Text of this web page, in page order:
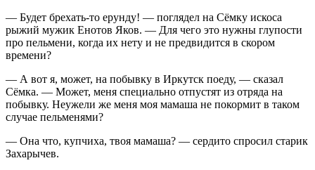
— Будет брехать-то ерунду! — поглядел на Сёмку искоса
рыжий мужик Енотов Яков. — Для чего это нужны глупости
про пельмени, когда их нету и не предвидится в скором
времени?
— А вот я, может, на побывку в Иркутск поеду, — сказал
Сёмка. — Может, меня специально отпустят из отряда на
побывку. Неужели же меня моя мамаша не покормит в таком
случае пельменями?
— Она что, купчиха, твоя мамаша? — сердито спросил старик
Захарычев.